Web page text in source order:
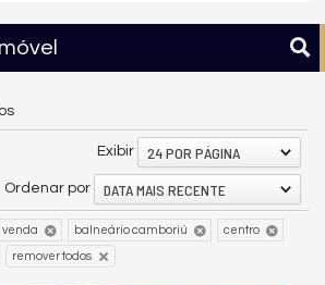
Exibir 24 POR PÁGINA
Ordenar por DATA MAIS RECENTE
venda balneário camboriú centro
remover todos